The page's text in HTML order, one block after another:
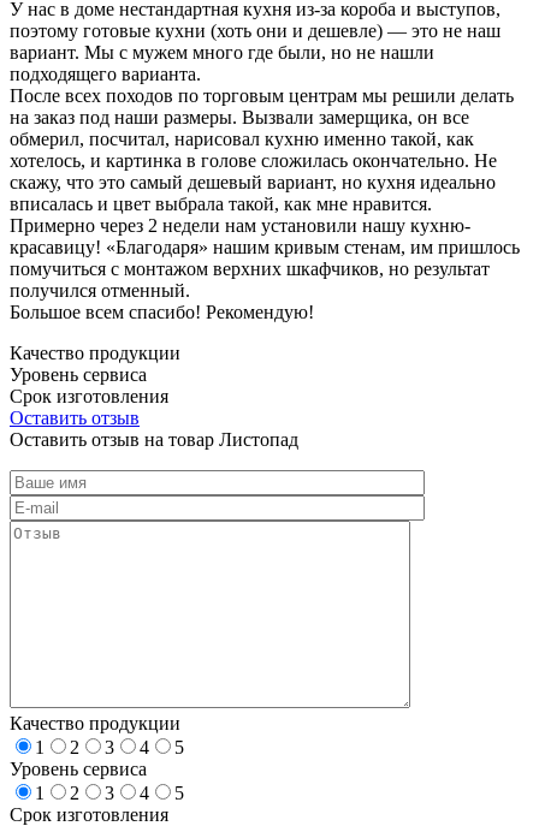
У нас в доме нестандартная кухня из-за короба и выступов,
поэтому готовые кухни (хоть они и дешевле) — это не наш
вариант. Мы с мужем много где были, но не нашли
подходящего варианта.
После всех походов по торговым центрам мы решили делать
на заказ под наши размеры. Вызвали замерщика, он все
обмерил, посчитал, нарисовал кухню именно такой, как
хотелось, и картинка в голове сложилась окончательно. Не
скажу, что это самый дешевый вариант, но кухня идеально
вписалась и цвет выбрала такой, как мне нравится.
Примерно через 2 недели нам установили нашу кухню-
красавицу! «Благодаря» нашим кривым стенам, им пришлось
помучиться с монтажом верхних шкафчиков, но результат
получился отменный.
Большое всем спасибо! Рекомендую!
Качество продукции
Уровень сервиса
Срок изготовления
Оставить отзыв
Оставить отзыв на товар Листопад
Качество продукции
1
2 3 4
5
Уровень сервиса
1
2 3 4
5
Срок изготовления